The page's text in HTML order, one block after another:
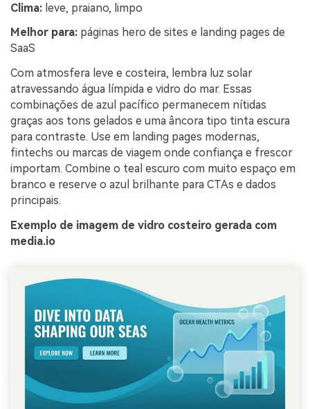
Clima: leve, praiano, limpo
Melhor para: páginas hero de sites e landing pages de
SaaS
Com atmosfera leve e costeira, lembra luz solar
atravessando água límpida e vidro do mar. Essas
combinações de azul pacífico permanecem nítidas
graças aos tons gelados e uma âncora tipo tinta escura
para contraste. Use em landing pages modernas,
fintechs ou marcas de viagem onde confiança e frescor
importam. Combine o teal escuro com muito espaço em
branco e reserve o azul brilhante para CTAs e dados
principais.
Exemplo de imagem de vidro costeiro gerada com
media.io